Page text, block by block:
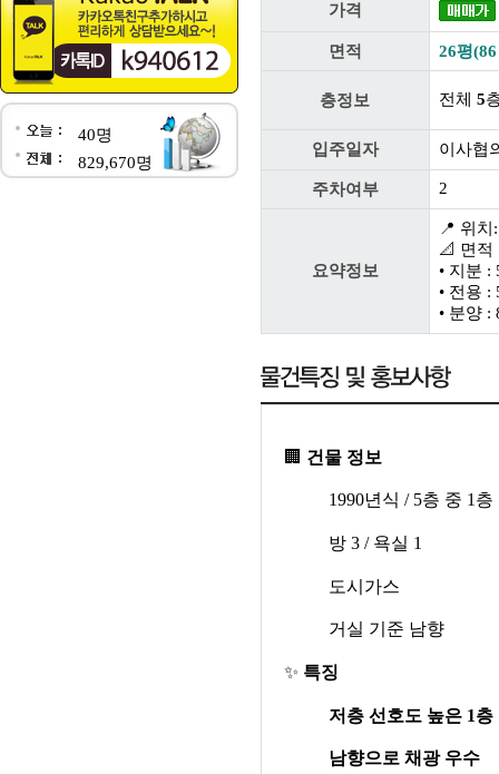
40명
829,670명
가격
면적 26평
층정보 전체 5
입주일자 이사협
주차여부 2
요약정보
📍 위
📐 면적
• 지분 :
• 전용 :
• 분양 :
🏢 건물 정보
1990년식 / 5층 중 1 층
방 3 / 욕실 1
도시가스
거실 기준 남향
✨ 특징
저층 선호도 높은 1층
남향으로 채광 우수